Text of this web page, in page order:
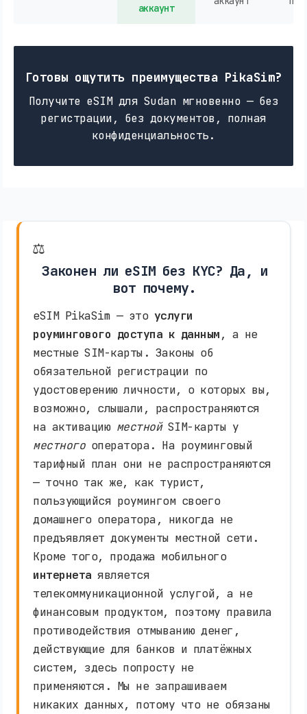
аккаунт
Готовы ощутить преимущества PikaSim?
Получите eSIM для Sudan мгновенно — без
регистрации, без документов, полная
конфиденциальность.
⚖️
Законен ли eSIM без KYC? Да, и
вот почему.
eSIM PikaSim — это услуги
роумингового доступа к данным, а не
местные SIM-карты. Законы об
обязательной регистрации по
удостоверению личности, о которых вы,
возможно, слышали, распространяются
на активацию местнойSIM-карты у
местногооператора. На роуминговый
тарифный план они не распространяются
— точно так же, как турист,
пользующийся роумингом своего
домашнего оператора, никогда не
предъявляет документы местной сети.
Кроме того, продажа мобильного
интернета является
телекоммуникационной услугой, а не
финансовым продуктом, поэтому правила
противодействия отмыванию денег,
действующие для банков и платёжных
систем, здесь попросту не
применяются. Мы не запрашиваем
никаких данных, потому что не обязаны